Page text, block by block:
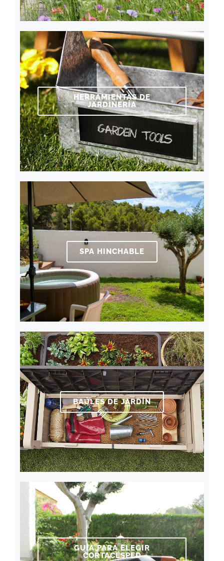
HERRAMIENTAS DE
JARDINERÍA
SPA HINCHABLE
BAÚLES DE JARDÍN
GUÍA PARA ELEGIR
CORTACÉSPED